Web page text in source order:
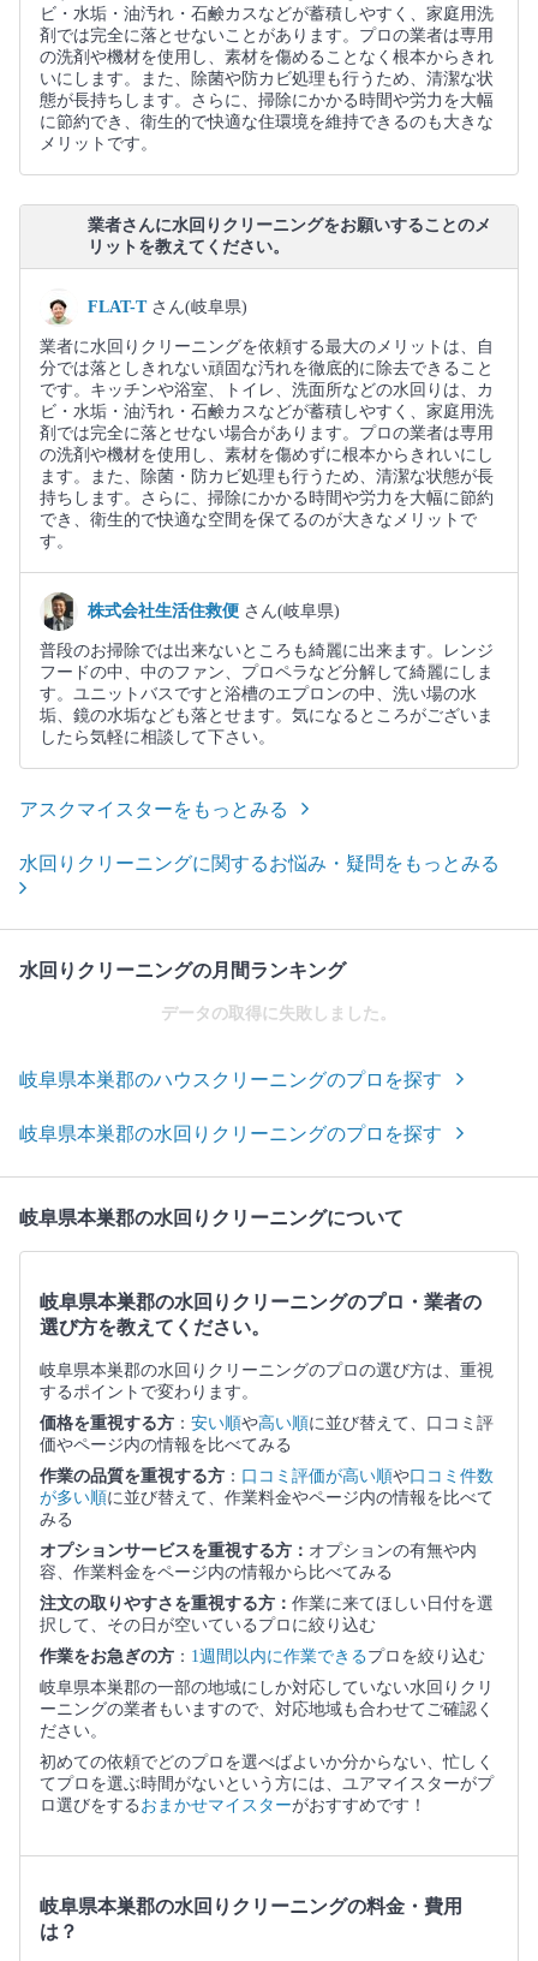
ビ・水垢・油汚れ・石鹸カスなどが蓄積しやすく、家庭用洗
剤では完全に落とせないことがあります。プロの業者は専用
の洗剤や機材を使用し、素材を傷めることなく根本からきれ
いにします。また、除菌や防カビ処理も行うため、清潔な状
態が長持ちします。さらに、掃除にかかる時間や労力を大幅
に節約でき、衛生的で快適な住環境を維持できるのも大きな
メリットです。
業者さんに水回りクリーニングをお願いすることのメ
リットを教えてください。
FLAT-T さん(岐阜県)
業者に水回りクリーニングを依頼する最大のメリットは、自
分では落としきれない頑固な汚れを徹底的に除去できること
です。キッチンや浴室、トイレ、洗面所などの水回りは、カ
ビ・水垢・油汚れ・石鹸カスなどが蓄積しやすく、家庭用洗
剤では完全に落とせない場合があります。プロの業者は専用
の洗剤や機材を使用し、素材を傷めずに根本からきれいにし
ます。また、除菌・防カビ処理も行うため、清潔な状態が長
持ちします。さらに、掃除にかかる時間や労力を大幅に節約
でき、衛生的で快適な空間を保てるのが大きなメリットで
す。
株式会社生活住救便 さん(岐阜県)
普段のお掃除では出来ないところも綺麗に出来ます。レンジ
フードの中、中のファン、プロペラなど分解して綺麗にしま
す。ユニットバスですと浴槽のエプロンの中、洗い場の水
垢、鏡の水垢なども落とせます。気になるところがございま
したら気軽に相談して下さい。
アスクマイスターをもっとみる
水回りクリーニングに関するお悩み・疑問をもっとみる
水回りクリーニングの月間ランキング
データの取得に失敗しました。
岐阜県本巣郡のハウスクリーニングのプロを探す
岐阜県本巣郡の水回りクリーニングのプロを探す
岐阜県本巣郡の水回りクリーニングについて
岐阜県本巣郡の水回りクリーニングのプロ・業者の
選び方を教えてください。
岐阜県本巣郡の水回りクリーニングのプロの選び方は、重視
するポイントで変わります。
価格を重視する方 ： 安い順や高い順に並び替えて、口コミ評
価やページ内の情報を比べてみる
作業の品質を重視する方 ： 口コミ評価が高い順や口コミ件数
が多い順に並び替えて、作業料金やページ内の情報を比べて
みる
オプションサービスを重視する方： オプションの有無や内
容、作業料金をページ内の情報から比べてみる
注文の取りやすさを重視する方： 作業に来てほしい日付を選
択して、その日が空いているプロに絞り込む
作業をお急ぎの方 ： 1週間以内に作業できるプロを絞り込む
岐阜県本巣郡の一部の地域にしか対応していない水回りクリ
ーニングの業者もいますので、対応地域も合わせてご確認く
ださい。
初めての依頼でどのプロを選べばよいか分からない、忙しく
てプロを選ぶ時間がないという方には、ユアマイスターがプ
ロ選びをする おまかせマイスターがおすすめです！
岐阜県本巣郡の水回りクリーニングの料金・費用
は？